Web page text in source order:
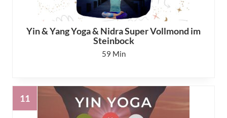
Yin & Yang Yoga & Nidra Super Vollmond im
Steinbock
59